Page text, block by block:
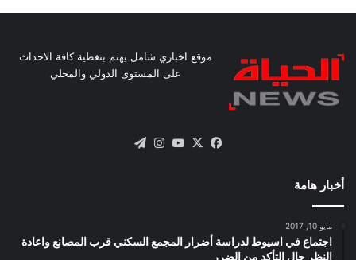
موقع اخباري شامل يهتم بتغطية كافة الاحداث
على المستوى الدولي والمحلي
فيسبوك
X يوتيوبانستقرام
أخبار هامة
مايو 10, 2017
اجتماع في اسيوط لدراسة أضرار المجمع السكني قرب المصانع واعادة